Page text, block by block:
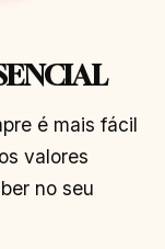
é mais fácil
valores
no seu